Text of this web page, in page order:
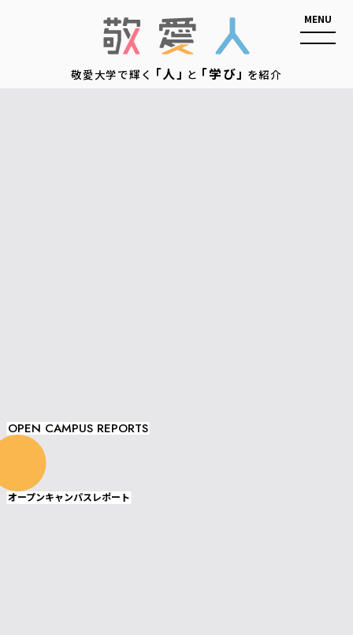
敬愛大学で輝く「人」と「学び」を紹介
OPEN CAMPUS REPORTS
オープンキャンパスレポート